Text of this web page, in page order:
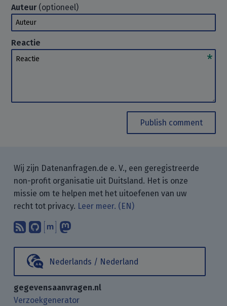
Auteur(optioneel)
Auteur
Reactie
Reactie
Publish comment
Wij zijn Datenanfragen.de e. V., een geregistreerde
non-profit organisatie uit Duitsland. Het is onze
missie om te helpen met het uitoefenen van uw
recht tot privacy. Leer meer. (EN)
Abonneer op onze blogposts met
Vind ons op GitHub.
Praat met ons via Matrix.
Nederlands / Nederland
gegevensaanvragen.nl
Verzoekgenerator